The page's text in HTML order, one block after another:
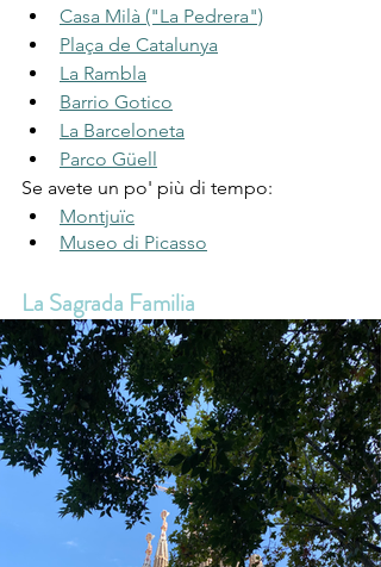
Casa Milà ("La Pedrera")
Plaça de Catalunya
La Rambla
Barrio Gotico
La Barceloneta
Parco Güell
Se avete un po' più di tempo:
Montjuïc
Museo di Picasso
La Sagrada Familia